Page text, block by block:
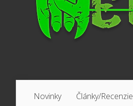
Novinky Články/Recenzie